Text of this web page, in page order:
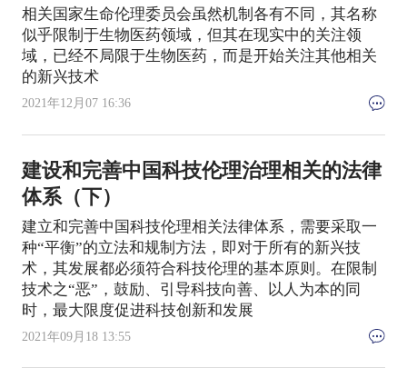
相关国家生命伦理委员会虽然机制各有不同，其名称
似乎限制于生物医药领域，但其在现实中的关注领
域，已经不局限于生物医药，而是开始关注其他相关
的新兴技术
2021年12月07 16:36
建设和完善中国科技伦理治理相关的法律
体系（下）
建立和完善中国科技伦理相关法律体系，需要采取一
种“平衡”的立法和规制方法，即对于所有的新兴技
术，其发展都必须符合科技伦理的基本原则。在限制
技术之“恶”，鼓励、引导科技向善、以人为本的同
时，最大限度促进科技创新和发展
2021年09月18 13:55